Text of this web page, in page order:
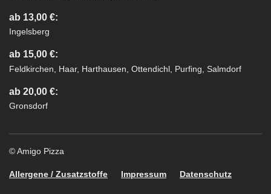
ab 13,00 €:
Ingelsberg
ab 15,00 €:
Feldkirchen, Haar, Harthausen, Ottendichl, Purfing, Salmdorf
ab 20,00 €:
Gronsdorf
© Amigo Pizza
Allergene / Zusatzstoffe Impressum Datenschutz